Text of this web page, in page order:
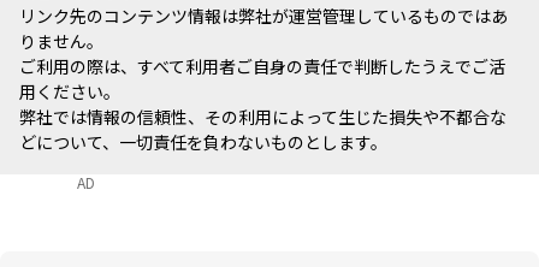
リンク先のコンテンツ情報は弊社が運営管理しているものではあ
りません。
ご利用の際は、すべて利用者ご自身の責任で判断したうえでご活
用ください。
弊社では情報の信頼性、その利用によって生じた損失や不都合な
どについて、一切責任を負わないものとします。
AD